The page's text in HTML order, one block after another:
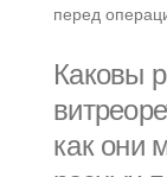
перед
Каковы
как они